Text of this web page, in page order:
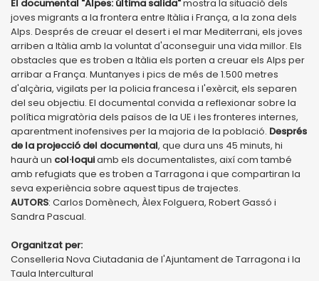
El documental "Alpes: última salida"mostra la situació dels
joves migrants a la frontera entre Itàlia i França, a la zona dels
Alps. Després de creuar el desert i el mar Mediterrani, els joves
arriben a Itàlia amb la voluntat d'aconseguir una vida millor. Els
obstacles que es troben a Itàlia els porten a creuar els Alps per
arribar a França. Muntanyes i pics de més de 1.500 metres
d'alçària, vigilats per la policia francesa i l'exèrcit, els separen
del seu objectiu. El documental convida a reflexionar sobre la
política migratòria dels països de la UE i les fronteres internes,
aparentment inofensives per la majoria de la població. Després
de la projecció del documental, que dura uns 45 minuts, hi
haurà un col·loquiamb els documentalistes, així com també
amb refugiats que es troben a Tarragona i que compartiran la
seva experiència sobre aquest tipus de trajectes.
AUTORS: Carlos Domènech, Àlex Folguera, Robert Gassó i
Sandra Pascual.
Organitzat per:
Conselleria Nova Ciutadania de l'Ajuntament de Tarragona i la
Taula Intercultural